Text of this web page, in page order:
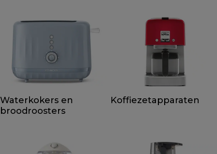
Waterkokers en
broodroosters
Koffiezetapparaten